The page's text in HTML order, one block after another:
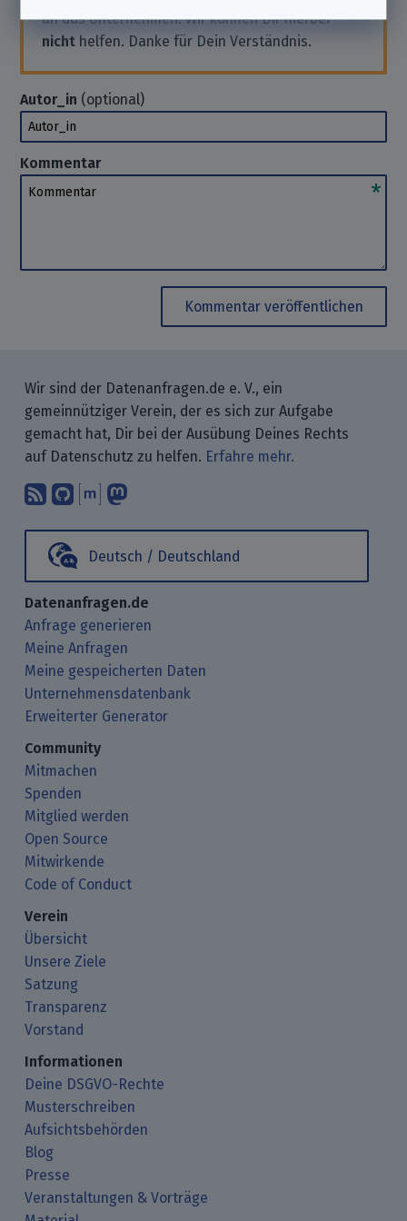
an das Unternehmen. Wir können Dir hierbei
nicht helfen. Danke für Dein Verständnis.
Autor_in (optional)
Autor_in
Kommentar
Kommentar
Kommentar veröffentlichen
Wir sind der Datenanfragen.de e. V., ein
gemeinnütziger Verein, der es sich zur Aufgabe
gemacht hat, Dir bei der Ausübung Deines Rechts
auf Datenschutz zu helfen. Erfahre mehr.
Abonniere unsere Blogbeiträge mit
Finde uns bei GitHub.
Unterhalte Dich mit uns über
Deutsch / Deutschland
Datenanfragen.de
Anfrage generieren
Meine Anfragen
Meine gespeicherten Daten
Unternehmensdatenbank
Erweiterter Generator
Community
Mitmachen
Spenden
Mitglied werden
Open Source
Mitwirkende
Code of Conduct
Verein
Übersicht
Unsere Ziele
Satzung
Transparenz
Vorstand
Informationen
Deine DSGVO-Rechte
Musterschreiben
Aufsichtsbehörden
Blog
Presse
Veranstaltungen & Vorträge